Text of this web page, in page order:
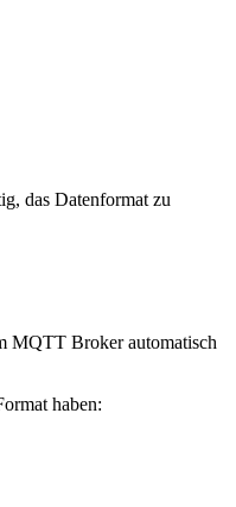
das Datenformat zu
MQTT Broker automatisch
haben: